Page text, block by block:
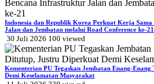
Indonesia dan Republik Korea Perkuat Kerja
Jalan dan Jembatan melalui Road Conference ke-21
30 Juli 2026 100 viewed
Kementerian PU Tegaskan Jembatan Enang-
Demi Keselamatan Masyarakat